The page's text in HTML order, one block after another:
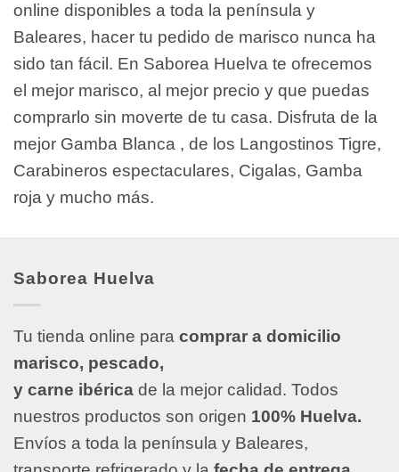
online disponibles a toda la península y
Baleares, hacer tu pedido de marisco nunca ha
sido tan fácil. En Saborea Huelva te ofrecemos
el mejor marisco, al mejor precio y que puedas
comprarlo sin moverte de tu casa. Disfruta de la
mejor Gamba Blanca , de los Langostinos Tigre,
Carabineros espectaculares, Cigalas, Gamba
roja y mucho más.
Saborea Huelva
Tu tienda online para comprar a domicilio
marisco, pescado,
y carne ibérica de la mejor calidad. Todos
nuestros productos son origen 100% Huelva.
Envíos a toda la península y Baleares,